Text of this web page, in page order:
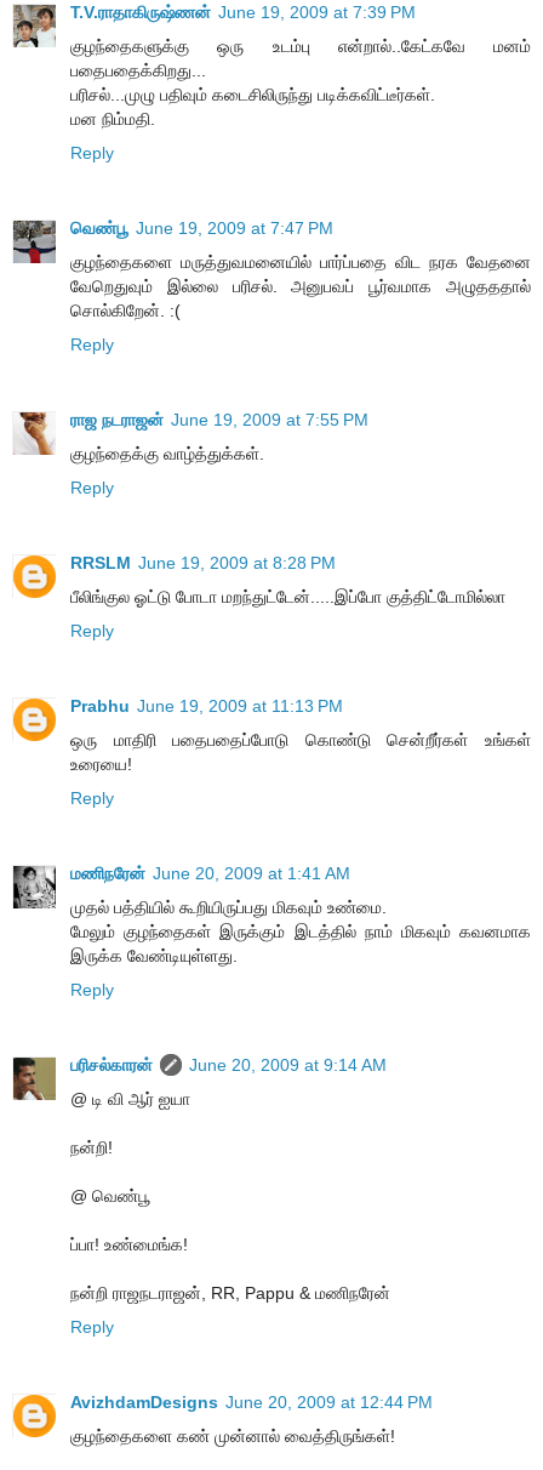
T.V.ராதாகிருஷ்ணன் June 19, 2009 at 7:39 PM
குழந்தைகளுக்கு ஒரு உடம்பு என்றால்..கேட்கவே மனம்
பதைபதைக்கிறது...
பரிசல்...முழு பதிவும் கடைசிலிருந்து படிக்கவிட்டீர்கள்.
மன நிம்மதி.
Reply
வெண்பூ June 19, 2009 at 7:47 PM
குழந்தைகளை மருத்துவமனையில் பார்ப்பதை விட நரக வேதனை
வேறெதுவும் இல்லை பரிசல். அனுபவப் பூர்வமாக அழுதததால்
சொல்கிறேன். :(
Reply
ராஜ நடராஜன் June 19, 2009 at 7:55 PM
குழந்தைக்கு வாழ்த்துக்கள்.
Reply
RRSLM June 19, 2009 at 8:28 PM
பீலிங்குல ஓட்டு போடா மறந்துட்டேன்.....இப்போ குத்திட்டோமில்லா
Reply
Prabhu June 19, 2009 at 11:13 PM
ஒரு மாதிரி பதைபதைப்போடு கொண்டு சென்றீர்கள் உங்கள்
உரையை!
Reply
மணிநரேன் June 20, 2009 at 1:41 AM
முதல் பத்தியில் கூறியிருப்பது மிகவும் உண்மை.
மேலும் குழந்தைகள் இருக்கும் இடத்தில் நாம் மிகவும் கவனமாக
இருக்க வேண்டியுள்ளது.
Reply
பரிசல்காரன்
June 20, 2009 at 9:14 AM
@ டி வி ஆர் ஐயா
நன்றி!
@ வெண்பூ
ப்பா! உண்மைங்க!
நன்றி ராஜநடராஜன், RR, Pappu & மணிநரேன்
Reply
AvizhdamDesigns June 20, 2009 at 12:44 PM
குழந்தைகளை கண் முன்னால் வைத்திருங்கள்!